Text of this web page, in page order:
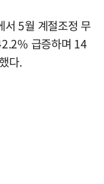
서 5월 계절조정 무
급증하며 14
다.